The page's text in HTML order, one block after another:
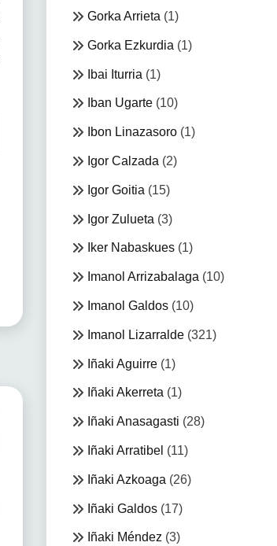
Gorka Arrieta (1)
Gorka Ezkurdia (1)
Ibai Iturria (1)
Iban Ugarte(10)
Ibon Linazasoro(1)
Igor Calzada (2)
Igor Goitia (15)
Igor Zulueta (3)
Iker Nabaskues(1)
Imanol Arrizabalaga (10)
Imanol Galdos(10)
Imanol Lizarralde(321)
Iñaki Aguirre(1)
Iñaki Akerreta(1)
Iñaki Anasagasti (28)
Iñaki Arratibel (11)
Iñaki Azkoaga (26)
Iñaki Galdos(17)
Iñaki Méndez(3)